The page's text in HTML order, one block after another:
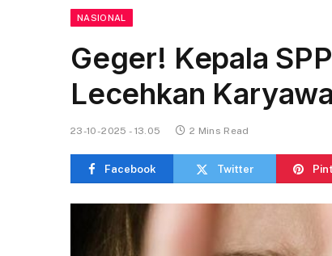
NASIONAL
Geger! Kepala
Lecehkan
23-10-2025 - 13.05 2 Mins Read
Facebook Twitter